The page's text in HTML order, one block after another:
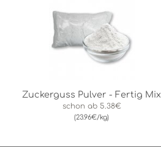
Zuckerguss Pulver - Fertig Mix
schon ab 5.38€
(23.96€/kg)